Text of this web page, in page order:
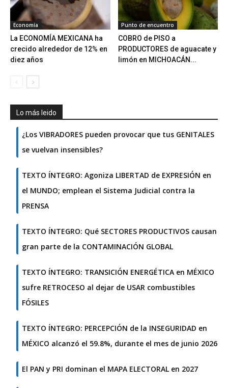
Economía
La ECONOMÍA MEXICANA ha
crecido alrededor de 12% en
diez años
Punto de encuentro
COBRO de PISO a
PRODUCTORES de aguacate y
limón en MICHOACÁN...
Lo más leido
¿Los VIBRADORES pueden provocar que tus GENITALES
se vuelvan insensibles?
TEXTO ÍNTEGRO: Agoniza LIBERTAD de EXPRESIÓN en
el MUNDO; emplean el Sistema Judicial contra la
PRENSA
TEXTO ÍNTEGRO: Qué SECTORES PRODUCTIVOS causan
gran parte de la CONTAMINACIÓN GLOBAL
TEXTO ÍNTEGRO: TRANSICIÓN ENERGÉTICA en MÉXICO
sufre RETROCESO al dejar de USAR combustibles
FÓSILES
TEXTO ÍNTEGRO: PERCEPCIÓN de la INSEGURIDAD en
MÉXICO alcanzó el 59.8%, durante el mes de junio 2026
El PAN y PRI dominan el MAPA ELECTORAL en 2027